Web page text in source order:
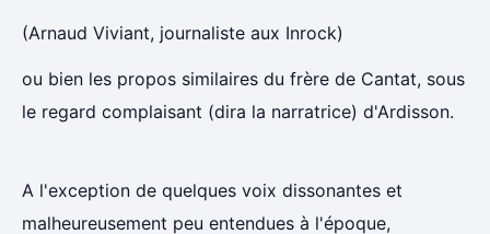
(Arnaud Viviant, journaliste aux Inrock)
ou bien les propos similaires du frère de Cantat, sous
le regard complaisant (dira la narratrice) d'Ardisson.
A l'exception de quelques voix dissonantes et
malheureusement peu entendues à l'époque,